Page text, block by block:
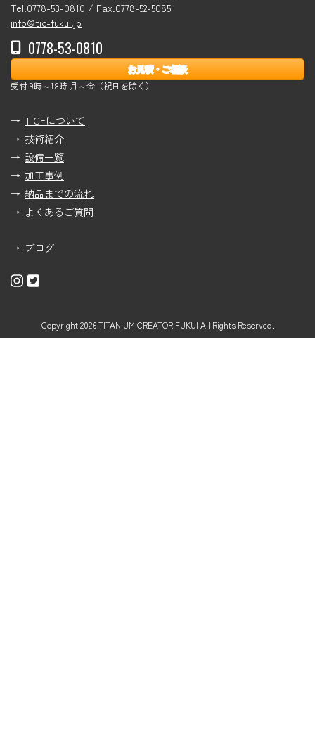
Tel.0778-53-0810 / Fax.0778-52-5085
info@tic-fukui.jp
0778-53-0810
お見積・ご相談
受付 9時～18時 月～金（祝日を除く）
TICFについて
技術紹介
設備一覧
加工事例
納品までの流れ
よくあるご質問
ブログ
Copyright 2026 TITANIUM CREATOR FUKUI All Rights Reserved.